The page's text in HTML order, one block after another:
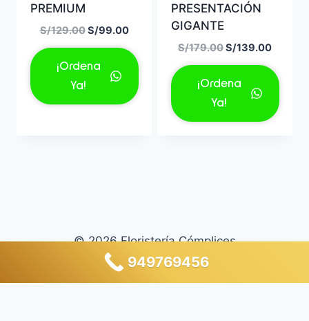
PREMIUM
S/129.00El
precio
original
S/129.00.
S/99.00El
actual
S/99.00.
¡Ordena
Ya!
PRESENTACIÓN
GIGANTE
S/179.00El
precio
original
S/139.00El
actual
S/
¡Ordena
Ya!
© 2026 Floristería Cómplices
949769456